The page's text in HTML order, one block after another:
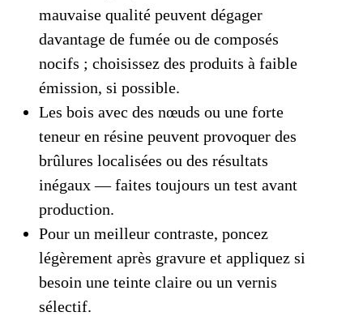
mauvaise qualité peuvent dégager
davantage de fumée ou de composés
nocifs ; choisissez des produits à faible
émission, si possible.
Les bois avec des nœuds ou une forte
teneur en résine peuvent provoquer des
brûlures localisées ou des résultats
inégaux — faites toujours un test avant
production.
Pour un meilleur contraste, poncez
légèrement après gravure et appliquez si
besoin une teinte claire ou un vernis
sélectif.